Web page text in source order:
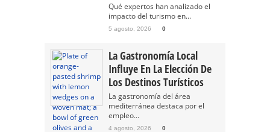
Qué expertos han analizado el
impacto del turismo en...
5 agosto, 2026 0
La Gastronomía Local
Influye En La Elección De
Los Destinos Turísticos
La gastronomía del área
mediterránea destaca por el
empleo...
4 agosto, 2026 0